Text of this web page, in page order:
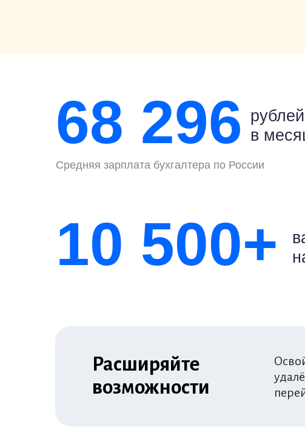
Расширяйте
возможности
68 296 рублей
в
Средняя зарплата бухгалтера по России
10 500+